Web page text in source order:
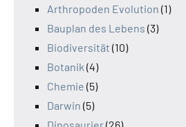
Arthropoden Evolution (1)
Bauplan des Lebens (3)
Biodiversität (10)
Botanik (4)
Chemie (5)
Darwin (5)
Dinosaurier(26)